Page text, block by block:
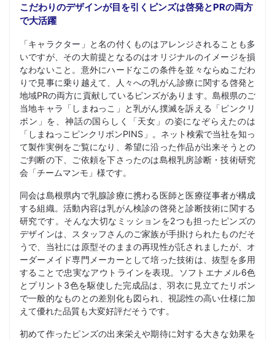
こだわりのデザインが目を引くピンズは啓発とPRの両方
で大活躍
「キャラクター」と名の付くものはアレンジされることも多
いですが、その大前提となるのはオリジナルのイメージを損
なわないこと。意外にハードなこの条件を並々ならぬこだわ
りで見事に乗り越えて、人々への乳がん診療に関する啓発と
地域PRの両方に貢献しているピンズがあります。島根県のご
当地キャラ「しまねっこ」と乳がん撲滅を訴える「ピンクリ
ボン」を、神話の国らしく「天女」の姿になぞらえたのは
「しまねっこピンクリボンPINS」。ネット検索で当社を知っ
て製作実例をご覧になり、希望に沿った作品が出来そうとの
ご判断の下、ご依頼を下さったのは島根乳房診断・技術研究
会「チームマンモ」様です。
同会は島根県内で乳腺診療に携わる医師と医療従事者が構成
する組織。活動内容は乳がん検診の啓発と診断技術に関する
研究です。そんな大切なミッションを2つも担ったピンズの
デザインは、スタッフさんのご家族が手掛けられたものだそ
うで、当社には原型そのままの再現性が託されましたが、オ
ーダーメイド専門メーカーとして培った技術は、抜型を多用
することで忠実なアウトラインを表現。ソフトエナメル6色
とプリント3色を駆使した完成品は、羽衣に見立てたリボン
で一般的なものとの差別化も図られ、視認性の高い仕様に加
えて優れた品質も大変好評だそうです。
初めて作ったピンズの出来栄えや期待に対する大きな効果を